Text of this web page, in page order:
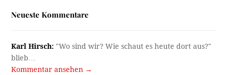
Neueste Kommentare
Karl Hirsch: "Wo sind wir? Wie schaut es heute dort aus?"
blieb…
Kommentar ansehen →